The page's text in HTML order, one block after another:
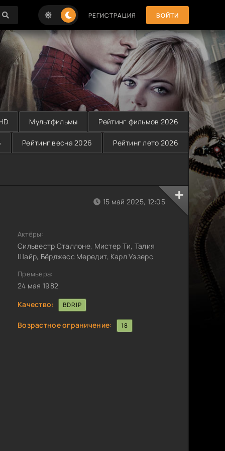
РЕГИСТРАЦИЯ ВОЙТИ
Мультфильмы Рейтинг фильмов 2026
Рейтинг весна 2026 Рейтинг лето 2026
15 май 2025, 12:05
Актёры:
Сильвестр Сталлоне, Мистер Ти, Талия
Шайр, Бёрджесс Мередит, Карл Уэзерс
Премьера:
24 мая 1982
Качество:
BDRIP
Возрастное ограничение: 18